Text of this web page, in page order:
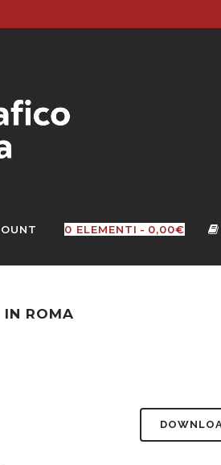
0 ELEMENTI 0,00€
IN ROMA